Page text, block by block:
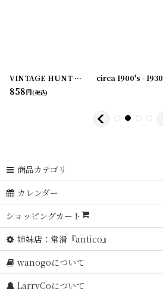
[231003-36]
231003-41]
VINTAGE HUNT CLIP No.2 ブルドッククリップ
858円(税込)
商品カテゴリ
カレンダー
ショッピングカート
姉妹店：常滑『antico』
wanogoについて
LarryCoについて